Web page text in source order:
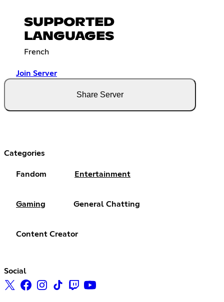
SUPPORTED
LANGUAGES
French
Join Server
Share Server
Categories
Fandom Entertainment
Gaming General Chatting
Content Creator
Social